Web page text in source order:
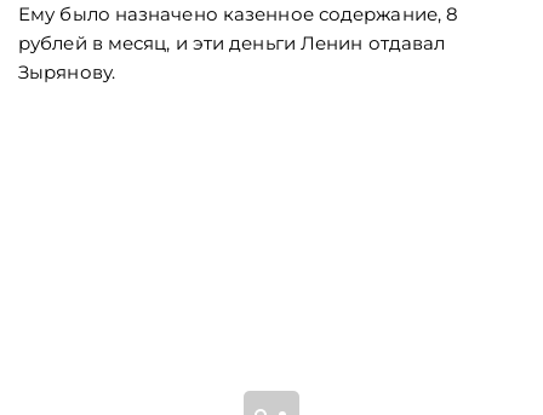
Ему было назначено казенное содержание, 8
рублей в месяц, и эти деньги Ленин отдавал
Зырянову.